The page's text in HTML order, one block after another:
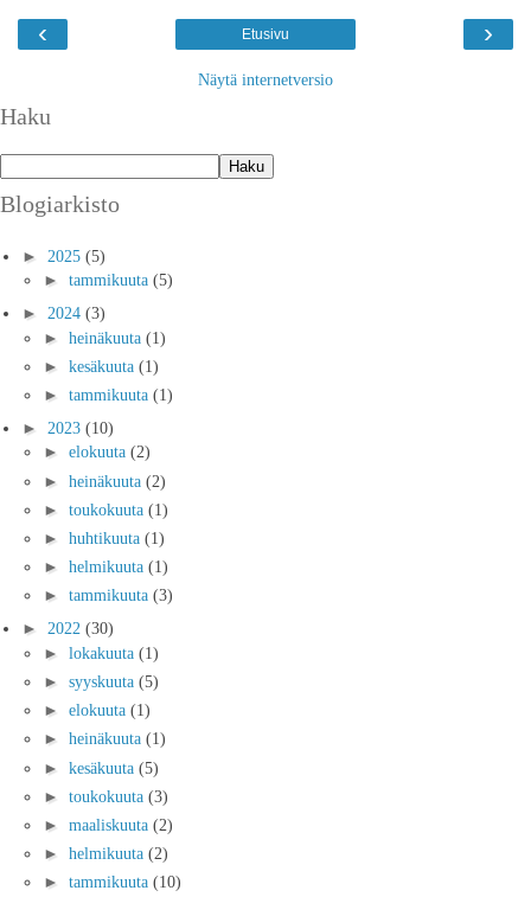
‹ ›
Etusivu
Näytä internetversio
Haku
Blogiarkisto
► 2025 (5)
► tammikuuta (5)
► 2024 (3)
► heinäkuuta (1)
► kesäkuuta (1)
► tammikuuta (1)
► 2023 (10)
► elokuuta (2)
► heinäkuuta (2)
► toukokuuta (1)
► huhtikuuta (1)
► helmikuuta (1)
► tammikuuta (3)
► 2022 (30)
► lokakuuta (1)
► syyskuuta (5)
► elokuuta (1)
► heinäkuuta (1)
► kesäkuuta (5)
► toukokuuta (3)
► maaliskuuta (2)
► helmikuuta (2)
► tammikuuta (10)